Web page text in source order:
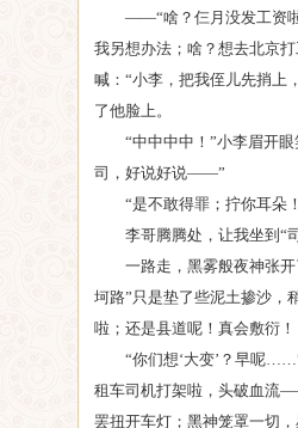
——“啥？仨月没发工资啦
我另想办法；啥？想去北京
喊：“小李，把我侄儿先捎上
了他脸上。
“中中中中！”小李眉开眼
司，好说好说——”
“是不敢得罪；拧你耳朵！
李哥腾腾处，让我坐到“司
一路走，黑雾般夜神张开
坷路”只是垫了些泥土掺沙，
啦；还是县道呢！真会敷衍！
“你们想‘大变’？早呢……”
租车司机打架啦，头破血流
罢扭开车灯；黑神笼罩一切